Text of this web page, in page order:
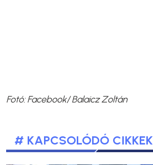
Fotó: Facebook/ Balaicz Zoltán
# KAPCSOLÓDÓ CIKKEK